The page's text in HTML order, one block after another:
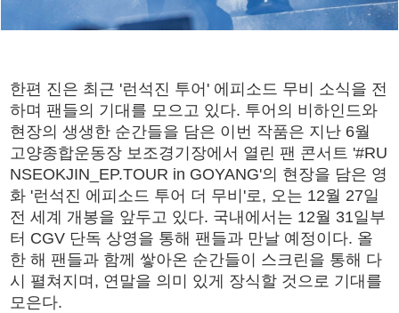
한편 진은 최근 '런석진 투어' 에피소드 무비 소식을 전
하며 팬들의 기대를 모으고 있다. 투어의 비하인드와
현장의 생생한 순간들을 담은 이번 작품은 지난 6월
고양종합운동장 보조경기장에서 열린 팬 콘서트 '#RU
NSEOKJIN_EP.TOUR in GOYANG'의 현장을 담은 영
화 '런석진 에피소드 투어 더 무비'로, 오는 12월 27일
전 세계 개봉을 앞두고 있다. 국내에서는 12월 31일부
터 CGV 단독 상영을 통해 팬들과 만날 예정이다. 올
한 해 팬들과 함께 쌓아온 순간들이 스크린을 통해 다
시 펼쳐지며, 연말을 의미 있게 장식할 것으로 기대를
모은다.